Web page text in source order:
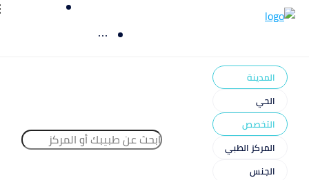
المدينة
الحي
التخصص
المركز الطبي
الجنس